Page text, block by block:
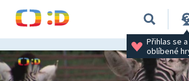
Přihlas se
oblíbené